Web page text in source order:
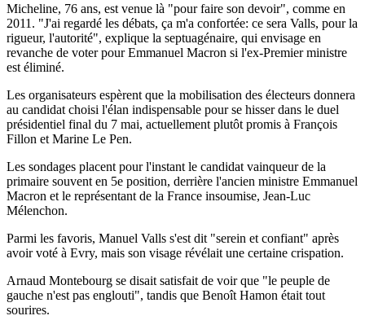
Micheline, 76 ans, est venue là "pour faire son devoir", comme en
2011. "J'ai regardé les débats, ça m'a confortée: ce sera Valls, pour la
rigueur, l'autorité", explique la septuagénaire, qui envisage en
revanche de voter pour Emmanuel Macron si l'ex-Premier ministre
est éliminé.
Les organisateurs espèrent que la mobilisation des électeurs donnera
au candidat choisi l'élan indispensable pour se hisser dans le duel
présidentiel final du 7 mai, actuellement plutôt promis à François
Fillon et Marine Le Pen.
Les sondages placent pour l'instant le candidat vainqueur de la
primaire souvent en 5e position, derrière l'ancien ministre Emmanuel
Macron et le représentant de la France insoumise, Jean-Luc
Mélenchon.
Parmi les favoris, Manuel Valls s'est dit "serein et confiant" après
avoir voté à Evry, mais son visage révélait une certaine crispation.
Arnaud Montebourg se disait satisfait de voir que "le peuple de
gauche n'est pas englouti", tandis que Benoît Hamon était tout
sourires.